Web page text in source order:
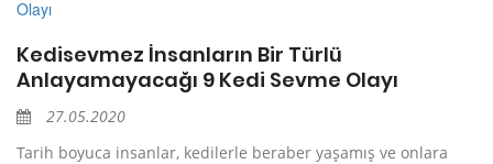
Kedisevmez İnsanların Bir Türlü
Anlayamayacağı 9 Kedi Sevme Olayı
27.05.2020
Tarih boyuca insanlar, kedilerle beraber yaşamış ve onlara